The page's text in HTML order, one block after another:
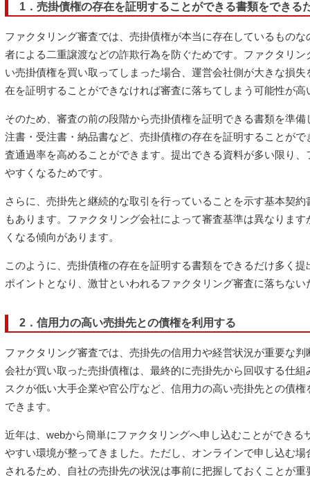
1．売掛債権の存在を証明することができる書類をできる
ファクタリング審査では、売掛債権が本当に存在しているもの
者による二重譲渡などの詐欺行為を防ぐためです。ファクタリ
い売掛債権を買い取ってしまった場合、運営会社側が大きな損
在を証明することができなければ審査に落ちてしまう可能性が高
そのため、審査の前の段階から売掛債権を証明できる書類を準
注書・受注書・納品書など、売掛債権の存在を証明することが
査通過率を高めることができます。提出できる資料が多い限り
やすくなるためです。
さらに、売掛先と継続的な取引を行っていることを示す基本契
もあります。ファクタリング会社によって審査基準は異なりま
くなる傾向があります。
このように、売掛債権の存在を証明する書類をできるだけ多く
ポイントとなり、激甘といわれるファクタリング審査に落ちな
2．信用力の高い売掛先との債権を利用する
ファクタリング審査では、売掛先の信用力や経営状況が重要な
会社が買い取った売掛債権は、最終的に売掛先から回収する仕
スクが低い大手企業や官公庁など、信用力の高い売掛先との債
できます。
近年は、webから簡単にファクタリングへ申し込むことができ
やすい環境が整ってきました。ただし、オンラインで申し込む
されるため、自社の売掛先の状況は事前に把握しておくことが重